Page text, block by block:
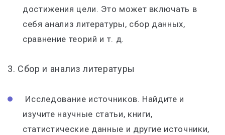
достижения цели. Это может включать в
себя анализ литературы, сбор данных,
сравнение теорий и т. д.
3. Сбор и анализ литературы
Исследование источников. Найдите и
изучите научные статьи, книги,
статистические данные и другие источники,